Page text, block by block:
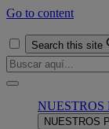
Go to content
Search this site
Menu
NUESTROS
NUESTROS